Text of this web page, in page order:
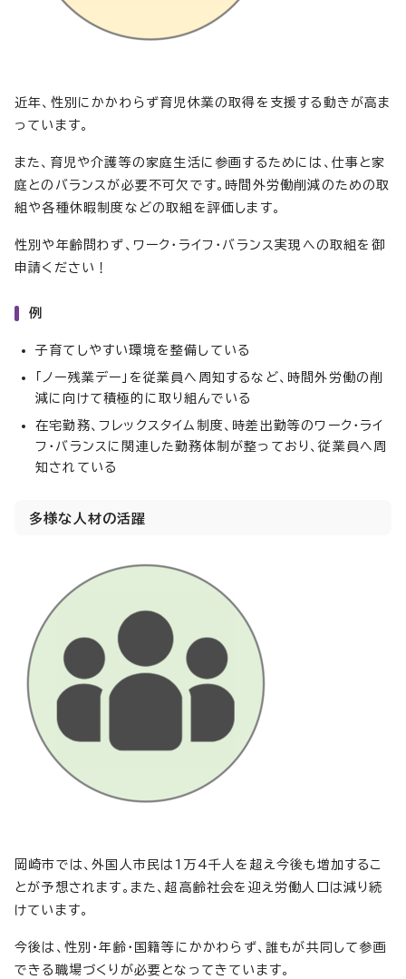
近年、性別にかかわらず育児休業の取得を支援する動きが高ま
っています。
また、育児や介護等の家庭生活に参画するためには、仕事と家
庭とのバランスが必要不可欠です。時間外労働削減のための取
組や各種休暇制度などの取組を評価します。
性別や年齢問わず、ワーク・ライフ・バランス実現への取組を御
申請ください！
例
子育てしやすい環境を整備している
「ノー残業デー」を従業員へ周知するなど、時間外労働の削
減に向けて積極的に取り組んでいる
在宅勤務、フレックスタイム制度、時差出勤等のワーク・ライ
フ・バランスに関連した勤務体制が整っており、従業員へ周
知されている
多様な人材の活躍
岡崎市では、外国人市民は1万4千人を超え今後も増加するこ
とが予想されます。また、超高齢社会を迎え労働人口は減り続
けています。
今後は、性別・年齢・国籍等にかかわらず、誰もが共同して参画
できる職場づくりが必要となってきています。